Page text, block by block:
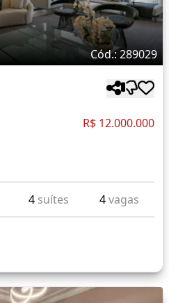
Cód.: 289029
R$ 12.000.000
4 suítes 4vagas